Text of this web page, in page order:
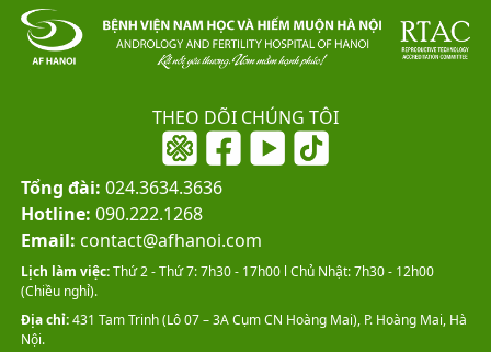
THEO DÕI CHÚNG TÔI
Tổng đài: 024.3634.3636
Hotline: 090.222.1268
Email: contact@afhanoi.com
Lịch làm việc:Thứ 2 - Thứ 7: 7h30 - 17h00 l Chủ Nhật: 7h30 - 12h00
(Chiều nghỉ).
Địa chỉ:431 Tam Trinh (Lô 07 – 3A Cụm CN Hoàng Mai), P. Hoàng Mai, Hà
Nội.